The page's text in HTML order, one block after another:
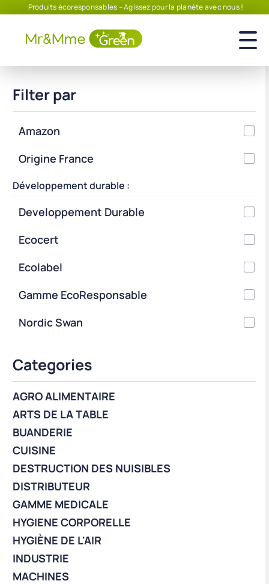
Produits écoresponsables – Agissez pour la planète avec nous !
Filter par
Amazon
Origine France
Développement durable :
Developpement Durable
Ecocert
Ecolabel
Gamme EcoResponsable
Nordic Swan
Categories
AGRO ALIMENTAIRE
ARTS DE LA TABLE
BUANDERIE
CUISINE
DESTRUCTION DES NUISIBLES
DISTRIBUTEUR
GAMME MEDICALE
HYGIENE CORPORELLE
HYGIÈNE DE L'AIR
INDUSTRIE
MACHINES